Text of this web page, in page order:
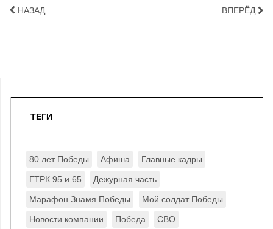
НАЗАД ВПЕРЁД
ТЕГИ
80 лет Победы Афиша Главные кадры
ГТРК 95 и 65 Дежурная часть
Марафон Знамя Победы Мой солдат Победы
Новости компании Победа СВО